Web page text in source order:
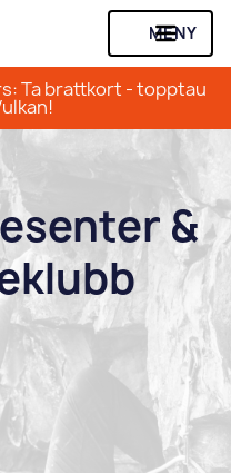
MENY
Ta brattkort - topptau
&